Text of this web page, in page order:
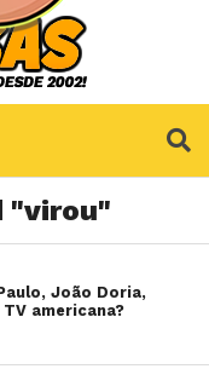
"virou"
João Doria,
americana?